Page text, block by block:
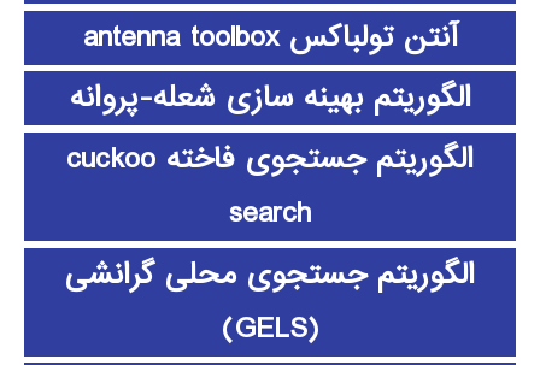
آنتن تولباکس antenna toolbox
الگوریتم بهینه سازی شعله-پروانه
الگوریتم جستجوی فاخته cuckoo
search
الگوریتم جستجوی محلی گرانشی
(GELS)